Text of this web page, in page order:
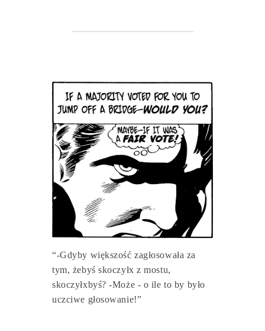
“-Gdyby większość zagłosowała za
tym, żebyś skoczyłx z mostu,
skoczyłxbyś? -Może - o ile to by było
uczciwe głosowanie!”